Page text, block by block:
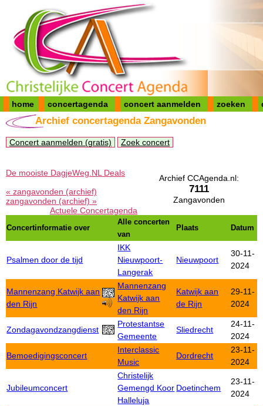
home concertagenda concert aanmelden zoeken
Archief concertagenda Zangavonden
Concert aanmelden (gratis) Zoek concert
Archief CCAgenda.nl:
7111
Zangavonden
De mooiste DagjeWeg.NL Deals
« zangavonden (archief)
zangavonden (archief) »
Actuele Concertagenda
Concertinformatie over
Alle concerten
van
Plaats Datum
Psalmen door de tijd
IKK
Nieuwpoort-
Langerak
Nieuwpoort
30-11-
2024
Mannenzang Katwijk aan
den Rijn
Mannenzang
Katwijk aan
den Rijn
Katwijk aan
de Rijn
29-11-
2024
Zondagavondzangdienst
Protestantse
Gemeente
Sliedrecht
24-11-
2024
Bemoedigingsconcert
Interclassic
Music
Dordrecht
23-11-
2024
Jubileumconcert
Christelijk
Gemengd Koor
Halleluja
Doetinchem
23-11-
2024